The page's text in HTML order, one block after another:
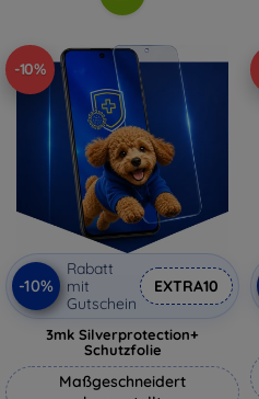
-10%
-10%
Rabatt
mit
Gutschein
EXTRA10
3mk Silverprotection+
Schutzfolie
Maßgeschneidert